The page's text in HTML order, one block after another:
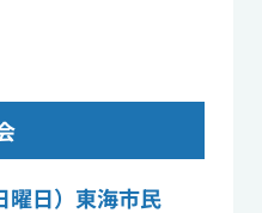
日）東海市民